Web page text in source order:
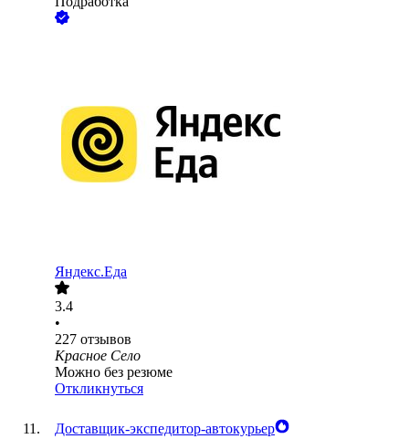
Яндекс.Еда
3.4
•
227 отзывов
Красное Село
Можно без резюме
Откликнуться
Доставщик-экспедитор-автокурьер